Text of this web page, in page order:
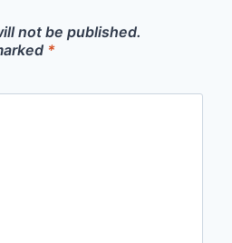
not be published.
*